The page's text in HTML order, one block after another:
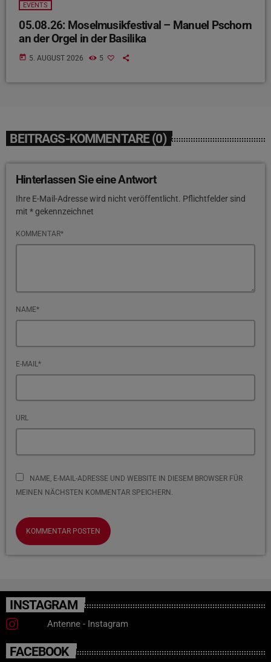
EVENTS
05.08.26: Moselmusikfestival – Manuel Pschorn
an der Orgel in der Basilika
today 5. AUGUST 2026 5
BEITRAGS-KOMMENTARE (0)
Hinterlassen Sie eine Antwort
Ihre E-Mail-Adresse wird nicht veröffentlicht. Pflichtfelder sind
mit * gekennzeichnet
KOMMENTAR*
NAME*
E-MAIL*
URL
NAME, E-MAIL-ADRESSE UND WEBSITE IN DIESEM BROWSER FÜR
MEINEN NÄCHSTEN KOMMENTAR SPEICHERN.
INSTAGRAM
Antenne - Instagram
FACEBOOK